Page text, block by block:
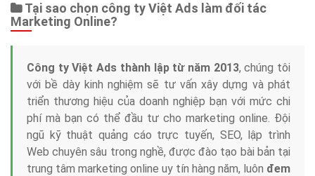
Tại sao chọn công ty Việt Ads làm đối tác
Marketing Online?
Công ty Việt Ads thành lập từ năm 2013, chúng tôi
với bề dày kinh nghiệm sẽ tư vấn xây dựng và phát
triển thương hiệu của doanh nghiệp bạn với mức chi
phí mà bạn có thể đầu tư cho marketing online. Đội
ngũ kỹ thuật quảng cáo trực tuyến, SEO, lập trình
Web chuyên sâu trong nghề, được đào tạo bài bản tại
trung tâm marketing online uy tín hàng năm, luôn đem